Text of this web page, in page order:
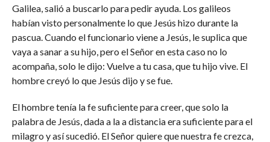
Galilea, salió a buscarlo para pedir ayuda. Los galileos
habían visto personalmente lo que Jesús hizo durante la
pascua. Cuando el funcionario viene a Jesús, le suplica que
vaya a sanar a su hijo, pero el Señor en esta caso no lo
acompaña, solo le dijo: Vuelve a tu casa, que tu hijo vive. El
hombre creyó lo que Jesús dijo y se fue.
El hombre tenía la fe suficiente para creer, que solo la
palabra de Jesús, dada a la a distancia era suficiente para el
milagro y así sucedió. El Señor quiere que nuestra fe crezca,